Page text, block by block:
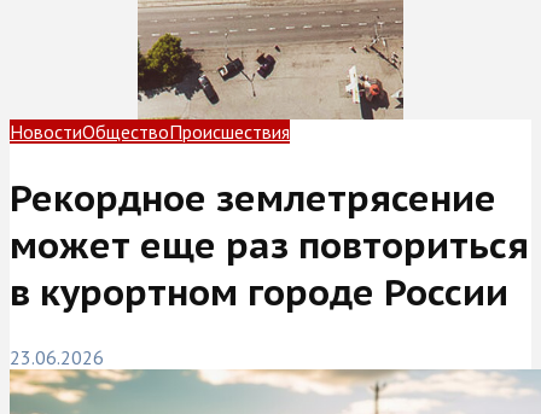
НовостиОбществоПроисшествия
Рекордное землетрясение
может еще раз повториться
в курортном городе России
23.06.2026